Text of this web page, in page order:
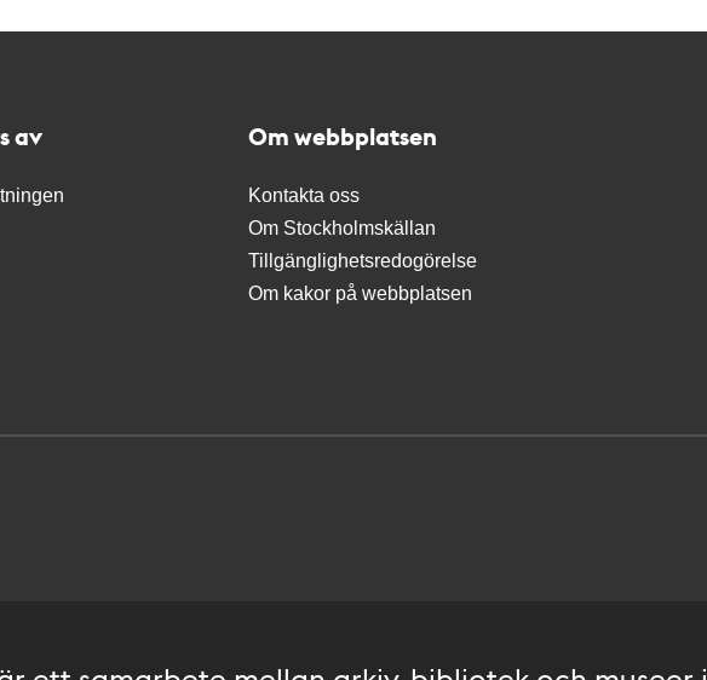
av Om webbplatsen
Kontakta oss
Om Stockholmskällan
Tillgänglighetsredogörelse
Om kakor på webbplatsen